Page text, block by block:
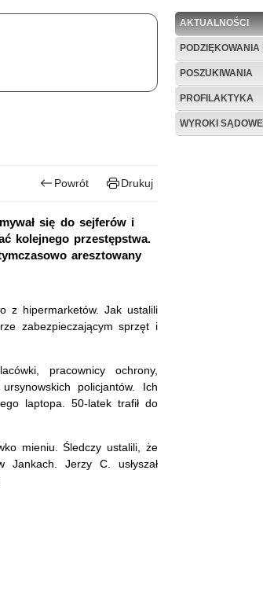
Powrót Drukuj
się do sejferów i
kolejnego przestępstwa.
aresztowany
z hipermarketów. Jak ustalili
zabezpieczającym sprzęt i
pracownicy ochrony,
policjantów. Ich
laptopa. 50-latek trafił do
mieniu. Śledczy ustalili, że
Jankach. Jerzy C. usłyszał
AKTUALNOŚCI
PODZIĘKOWANIA
POSZUKIWANIA
PROFILAKTYKA
WYROKI SĄDOWE